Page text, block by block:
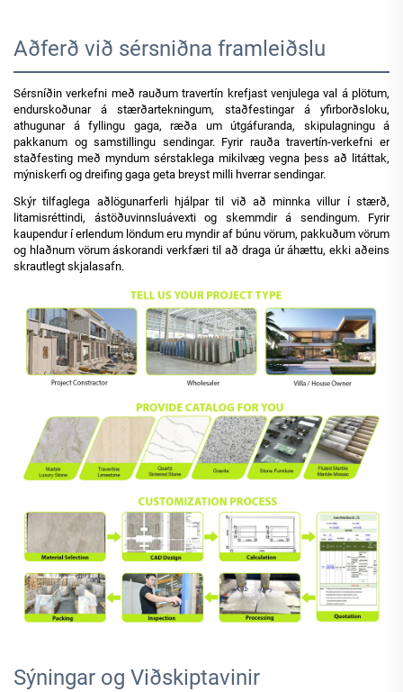
Aðferð við sérsniðna framleiðslu
Sérsníðin verkefni með rauðum travertín krefjast venjulega val á plötum,
endurskoðunar á stærðartekningum, staðfestingar á yfirborðsloku,
athugunar á fyllingu gaga, ræða um útgáfuranda, skipulagningu á
pakkanum og samstillingu sendingar. Fyrir rauða travertín-verkefni er
staðfesting með myndum sérstaklega mikilvæg vegna þess að litáttak,
mýniskerfi og dreifing gaga geta breyst milli hverrar sendingar.
Skýr tilfaglega aðlögunarferli hjálpar til við að minnka villur í stærð,
litamisréttindi, ástöðuvinnsluávexti og skemmdir á sendingum. Fyrir
kaupendur í erlendum löndum eru myndir af búnu vörum, pakkuðum vörum
og hlaðnum vörum áskorandi verkfæri til að draga úr áhættu, ekki aðeins
skrautlegt skjalasafn.
Sýningar og Viðskiptavinir